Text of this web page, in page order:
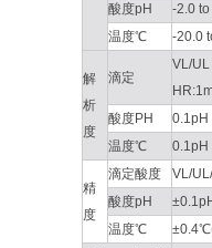
酸度pH
-2.0
温度℃
-20.0
解
析
度
滴定
VL/
酸度PH
0.1pH
温度℃
0.1pH
精
度
滴定酸度
VL/
酸度pH
温度℃